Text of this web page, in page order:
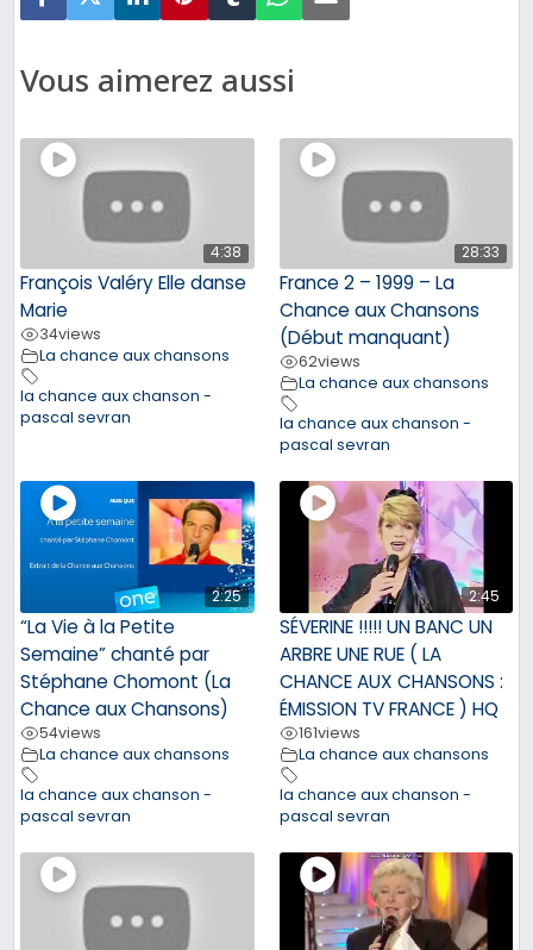
Vous aimerez aussi
4:38
François Valéry Elle danse
Marie
34views
La chance aux chansons
la chance aux chanson -
pascal sevran
28:33
France 2 – 1999 – La
Chance aux Chansons
(Début manquant)
62views
La chance aux chansons
la chance aux chanson -
pascal sevran
2:25
“La Vie à la Petite
Semaine” chanté par
Stéphane Chomont (La
Chance aux Chansons)
54views
La chance aux chansons
la chance aux chanson -
pascal sevran
2:45
SÉVERINE !!!!! UN BANC UN
ARBRE UNE RUE ( LA
CHANCE AUX CHANSONS :
ÉMISSION TV FRANCE ) HQ
161views
La chance aux chansons
la chance aux chanson -
pascal sevran